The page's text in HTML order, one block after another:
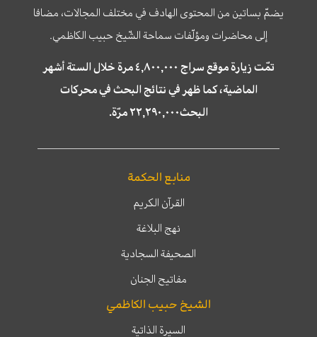
يضمّ بساتين من المحتوى الهادف في مختلف المجالات، مضافا
إلى محاضرات ومؤلّفات سماحة الشّيخ حبيب الكاظمي.
تمّت زيارة موقع سراج ٤,٨٠٠,٠٠٠ مرة خلال الستة أشهر
الماضية، كما ظهر في نتائج البحث في محركات
البحث٢٢,٢٩٠,٠٠٠ مرّة.
منابع الحكمة
القرآن الكريم
نهج البلاغة
الصحيفة السجادية
مفاتيح الجنان
الشيخ حبيب الكاظمي
السيرة الذاتية